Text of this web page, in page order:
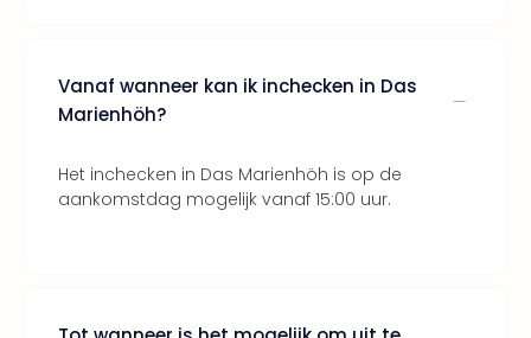
Vanaf wanneer kan ik inchecken in Das
Marienhöh?
Het inchecken in Das Marienhöh is op de
aankomstdag mogelijk vanaf 15:00 uur.